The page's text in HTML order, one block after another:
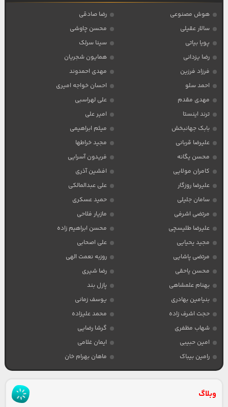
هوش مصنوعی
رضا صادقی
سالار عقیلی
محسن چاوشی
پویا بیاتی
سینا سرلک
رضا یزدانی
همایون شجریان
فرزاد فرزین
مهدی احمدوند
احمد سلو
احسان خواجه امیری
مهدی مقدم
علی لهراسبی
ترند اینستا
امیر علی
بابک جهانبخش
میثم ابراهیمی
علیرضا قربانی
مجید خراطها
محسن یگانه
فریدون آسرایی
کامران مولایی
افشین آذری
علیرضا روزگار
علی عبدالمالکی
سامان جلیلی
حمید عسکری
مرتضی اشرفی
مازیار فلاحی
علیرضا طلیسچی
محسن ابراهیم زاده
مجید یحیایی
علی اصحابی
مرتضی پاشایی
روزبه نعمت الهی
محسن یاحقی
رضا شیری
بهنام علمشاهی
پازل بند
بنیامین بهادری
یوسف زمانی
حجت اشرف زاده
محمد علیزاده
شهاب مظفری
گرشا رضایی
امین حبیبی
ایمان غلامی
رامین بیباک
ماهان بهرام خان
وبلاگ